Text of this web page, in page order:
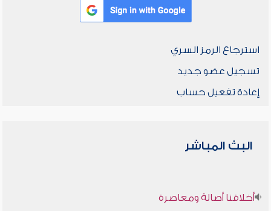
استرجاع الرمز السري
تسجيل عضو جديد
إعادة تفعيل حساب
البث المباشر
أخلاقنا أصالة ومعاصرة